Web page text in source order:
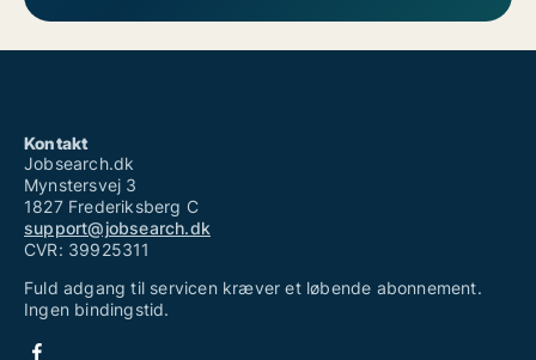
Kontakt
Jobsearch.dk
Mynstersvej 3
1827 Frederiksberg C
support@jobsearch.dk
CVR: 39925311
Fuld adgang til servicen kræver et løbende abonnement.
Ingen bindingstid.